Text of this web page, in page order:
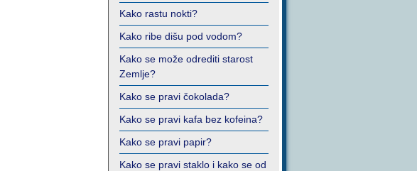
Kako rastu nokti?
Kako ribe dišu pod vodom?
Kako se može odrediti starost
Zemlje?
Kako se pravi čokolada?
Kako se pravi kafa bez kofeina?
Kako se pravi papir?
Kako se pravi staklo i kako se od